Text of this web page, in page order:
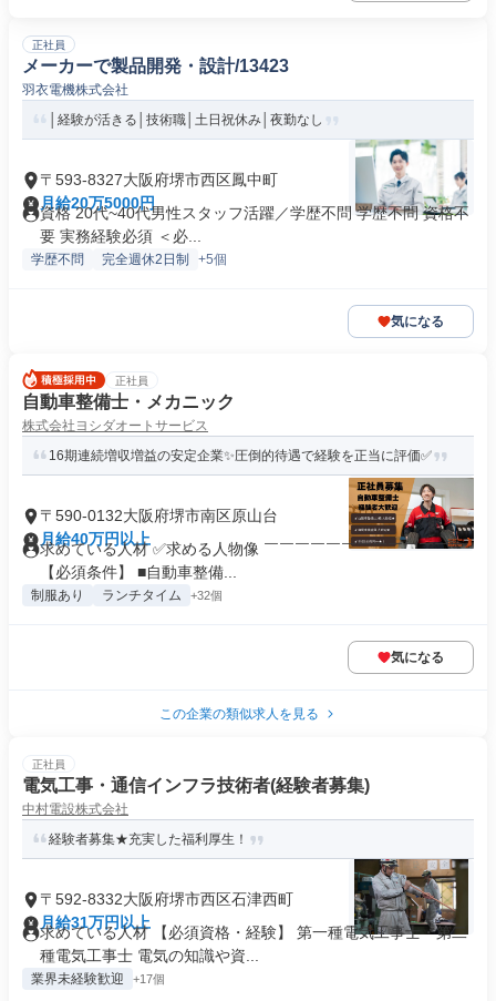
正社員
メーカーで製品開発・設計/13423
羽衣電機株式会社
│経験が活きる│技術職│土日祝休み│夜勤なし
〒593-8327大阪府堺市西区鳳中町
月給20万5000円
資格 20代~40代男性スタッフ活躍／学歴不問 学歴不問 資格不
要 実務経験必須 ＜必...
学歴不問 完全週休2日制 +5個
気になる
正社員
自動車整備士・メカニック
株式会社ヨシダオートサービス
16期連続増収増益の安定企業✨圧倒的待遇で経験を正当に評価✅
〒590-0132大阪府堺市南区原山台
月給40万円以上
求めている人材 ✅求める人物像 ￣￣￣￣￣￣￣￣￣￣￣￣￣
【必須条件】 ■自動車整備...
制服あり ランチタイム +32個
気になる
この企業の類似求人を見る
正社員
電気工事・通信インフラ技術者(経験者募集)
中村電設株式会社
経験者募集★充実した福利厚生！
〒592-8332大阪府堺市西区石津西町
月給31万円以上
求めている人材 【必須資格・経験】 第一種電気工事士・第二
種電気工事士 電気の知識や資...
業界未経験歓迎 +17個